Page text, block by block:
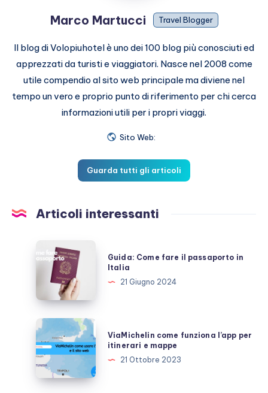
Marco Martucci Travel Blogger
Il blog di Volopiuhotel è uno dei 100 blog più conosciuti ed
apprezzati da turisti e viaggiatori. Nasce nel 2008 come
utile compendio al sito web principale ma diviene nel
tempo un vero e proprio punto di riferimento per chi cerca
informazioni utili per i propri viaggi.
Sito Web:
Guarda tutti gli articoli
Articoli interessanti
Guida:
Come
fare
passaporto
in
Italia
Guida: Come fare il passaporto in
Italia
21 Giugno 2024
ViaMichelin
come
funziona
l’app
per
ViaMichelin come funziona l’app per
itinerari e mappe
21 Ottobre 2023